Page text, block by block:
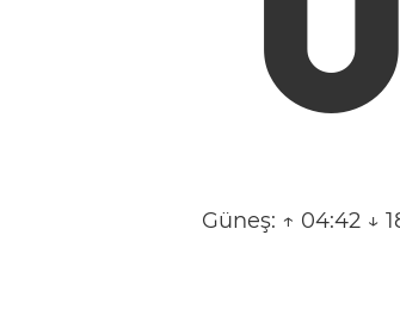
Güneş: ↑ 04:42 ↓